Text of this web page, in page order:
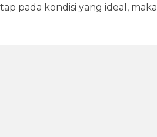
pada kondisi yang ideal, maka